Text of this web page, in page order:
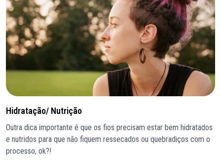
Hidratação/ Nutrição
Outra dica importante é que os fios precisam estar bem hidratados
e nutridos para que não fiquem ressecados ou quebradiços com o
processo, ok?!